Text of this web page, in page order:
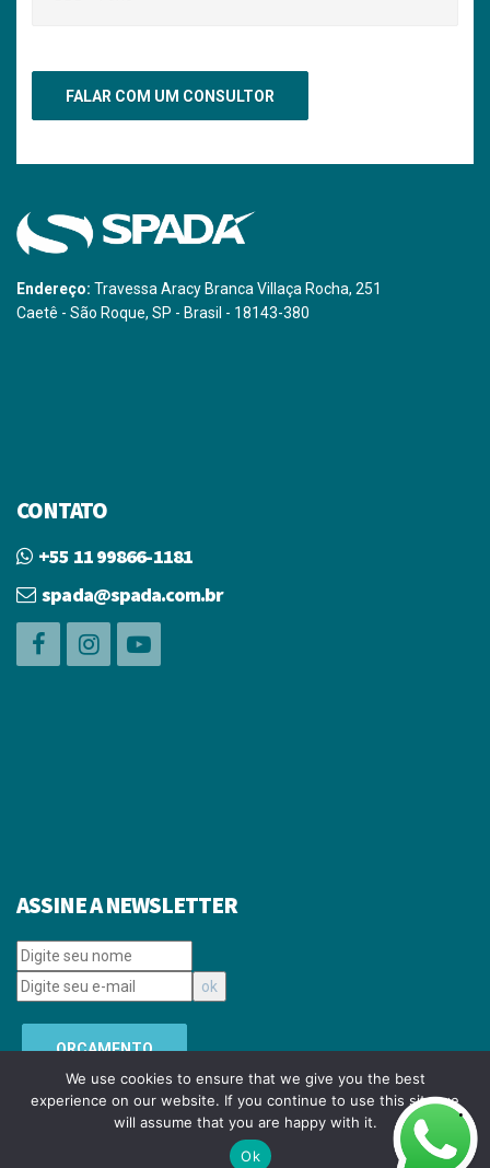
Endereço: Travessa Aracy Branca Villaça Rocha, 251
Caetê - São Roque, SP - Brasil - 18143-380
CONTATO
+55 11 99866-1181
spada@spada.com.br
ASSINE A NEWSLETTER
ORÇAMENTO
Copyright © 2008-2026 SPADA MIDIA E EVENTOS LTDA. Todos os direitos
We use cookies to ensure that we give you the best
experience on our website. If you continue to use this site we
will assume that you are happy with it.
Ok